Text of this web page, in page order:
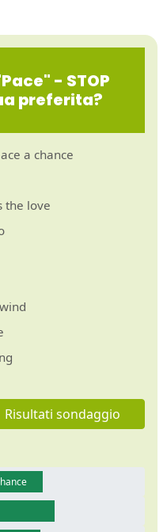
- STOP
preferita?
a chance
the love
Risultati sondaggio